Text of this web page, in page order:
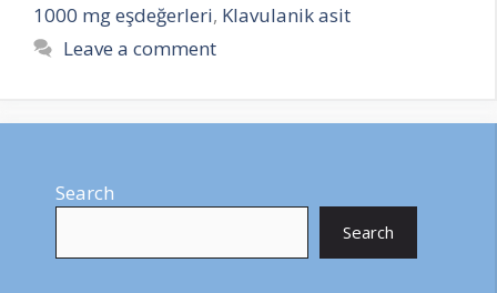
1000 mg eşdeğerleri, Klavulanik asit
Leave a comment
Search
Search